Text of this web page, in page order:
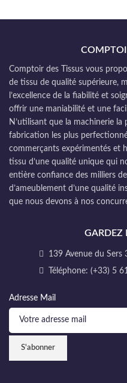
Comptoir des Tissus vous
de tissu de qualité supérieure,
l’excellence de la fiabilité et
offrir une maniabilité et une
N’utilisant que la machinerie
fabrication les plus
commerçants expérimentés et
tissu d’une qualité unique qui
entière confiance des milliers
d’ameublement d’une qualité
que nous devons à nos
GARDEZ
139 Avenue du Sers
Téléphone: (+33) 5
Adresse Mail